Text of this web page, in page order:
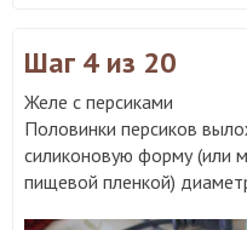
Шаг 4 из 20
Желе с персиками
Половинки персиков
силиконовую форму (или
пищевой пленкой)